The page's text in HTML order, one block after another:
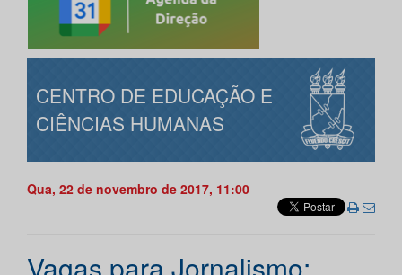
CENTRO DE EDUCAÇÃO E
CIÊNCIAS HUMANAS
Qua, 22 de novembro de 2017, 11:00